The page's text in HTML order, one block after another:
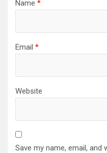
Name *
Email *
Website
Save my name, email,